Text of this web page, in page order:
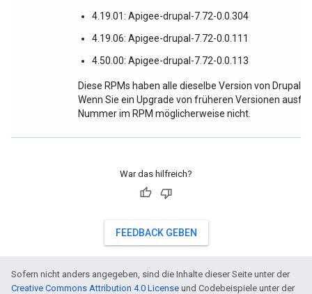
4.19.01: Apigee-drupal-7.72-0.0.304
4.19.06: Apigee-drupal-7.72-0.0.111
4.50.00: Apigee-drupal-7.72-0.0.113
Diese RPMs haben alle dieselbe Version von Drupal
Wenn Sie ein Upgrade von früheren Versionen
Nummer im RPM möglicherweise nicht.
War das hilfreich?
FEEDBACK GEBEN
Sofern nicht anders angegeben, sind die Inhalte dieser Seite unter der
Creative Commons Attribution 4.0 License und Codebeispiele unter der